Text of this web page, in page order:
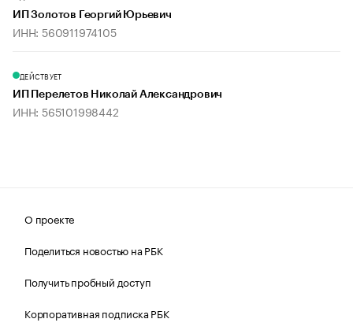
ИП Золотов Георгий Юрьевич
ИНН: 560911974105
ДЕЙСТВУЕТ
ИП Перелетов Николай Александрович
ИНН: 565101998442
О проекте
Поделиться новостью на РБК
Получить пробный доступ
Корпоративная подписка РБК